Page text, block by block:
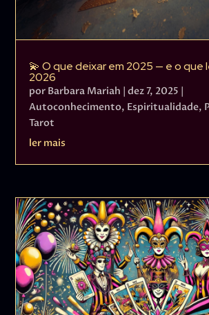
💫 O que deixar em 2025 — e o que
2026
por Barbara Mariah |dez 7, 2025
Autoconhecimento, Espiritualidade,
Tarot
ler mais